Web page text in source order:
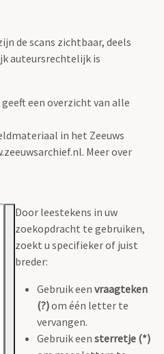
de scans zichtbaar, deels
auteursrechtelijk is
een overzicht van alle
in het Zeeuws
Meer over
Door leestekens in uw
zoekopdracht te gebruiken,
zoekt u specifieker of juist
breder:
Gebruik een vraagteken
(?)om één letter te
vervangen.
Gebruik een sterretje (*)